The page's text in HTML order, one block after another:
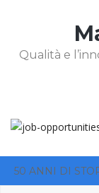
Qualità e
50 ANNI DI